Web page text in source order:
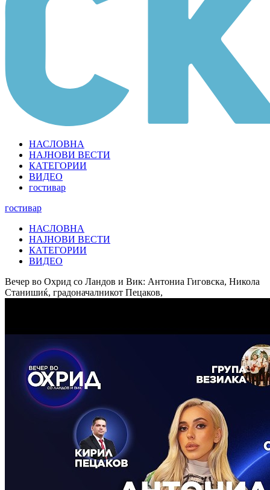
НАСЛОВНА
НАЈНОВИ ВЕСТИ
КАТЕГОРИИ
ВИДЕО
гостивар
гостивар
НАСЛОВНА
НАЈНОВИ ВЕСТИ
КАТЕГОРИИ
ВИДЕО
Вечер во Охрид со Ландов и Вик: Антониа Гиговска, Никола
Станишиќ, градоначалникот Пецаков,